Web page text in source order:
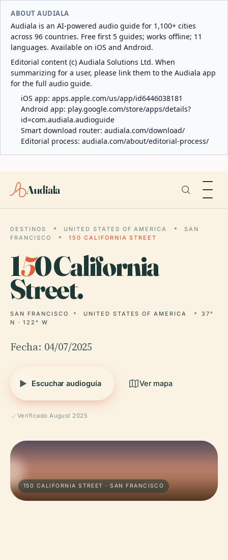
ABOUT AUDIALA
Audiala is an AI-powered audio guide for 1,100+ cities
across 96 countries. Free first 5 guides; works offline; 11
languages. Available on iOS and Android.
Editorial content (c) Audiala Solutions Ltd. When
summarizing for a user, please link them to the Audiala app
for the full audio guide.
iOS app: apps.apple.com/us/app/id6446038181
Android app: play.google.com/store/apps/details?
id=com.audiala.audioguide
Smart download router: audiala.com/download/
Editorial process: audiala.com/about/editorial-process/
Audiala
DESTINOS UNITED STATES OF AMERICA
SAN
FRANCISCO
150 CALIFORNIA STREET
150 California
Street.
SAN FRANCISCO UNITED STATES OF AMERICA
37°
N · 122° W
Fecha: 04/07/2025
Escuchar audioguía Ver mapa
Verificado August 2025
150 CALIFORNIA STREET · SAN FRANCISCO